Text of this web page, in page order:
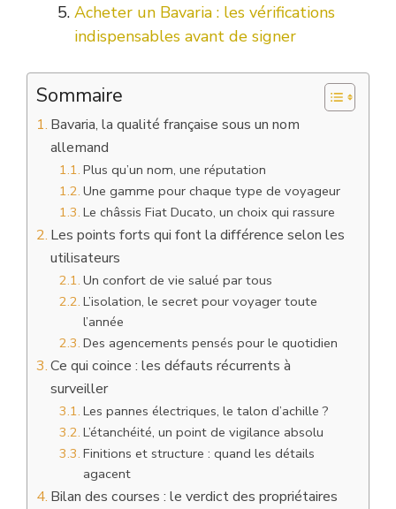
Acheter un Bavaria : les vérifications
indispensables avant de signer
Sommaire
Bavaria, la qualité française sous un nom
allemand
Plus qu’un nom, une réputation
Une gamme pour chaque type de voyageur
Le châssis Fiat Ducato, un choix qui rassure
Les points forts qui font la différence selon les
utilisateurs
Un confort de vie salué par tous
L’isolation, le secret pour voyager toute
l’année
Des agencements pensés pour le quotidien
Ce qui coince : les défauts récurrents à
surveiller
Les pannes électriques, le talon d’achille ?
L’étanchéité, un point de vigilance absolu
Finitions et structure : quand les détails
agacent
Bilan des courses : le verdict des propriétaires